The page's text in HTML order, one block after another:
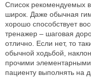
Список рекомендуемых
широк. Даже обычная
хорошо способствует
тренажер – шаговая
отлично. Если нет, то
обычной ходьбой,
прочими
пациенту выполнять на